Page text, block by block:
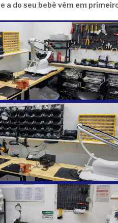
a do seu bebê vêm em